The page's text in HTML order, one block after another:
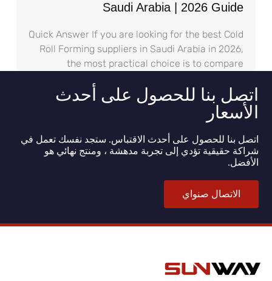
Saudi Arabia | 2026 Guide
Quick Answer If you are looking for the best Cold
Roll Forming suppliers in Saudi Arabia in 2026,
the most practical choice is to compare
اتصل بنا للحصول على أحدث
الأسعار
اتصل بنا للحصول على أحدث الاقتباس. ستجد نفسك تعمل في
شراكة حقيقية تؤدي إلى تجربة مدهشة ، ومنتج نهائي هو
الأفضل.
الاتصال صنواي